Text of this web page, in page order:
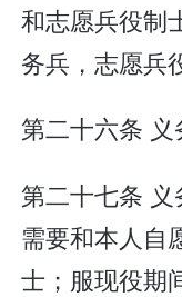
和志愿兵役制
务兵，志愿兵
第二十六条 义
第二十七条
需要和本人自
士；服现役期